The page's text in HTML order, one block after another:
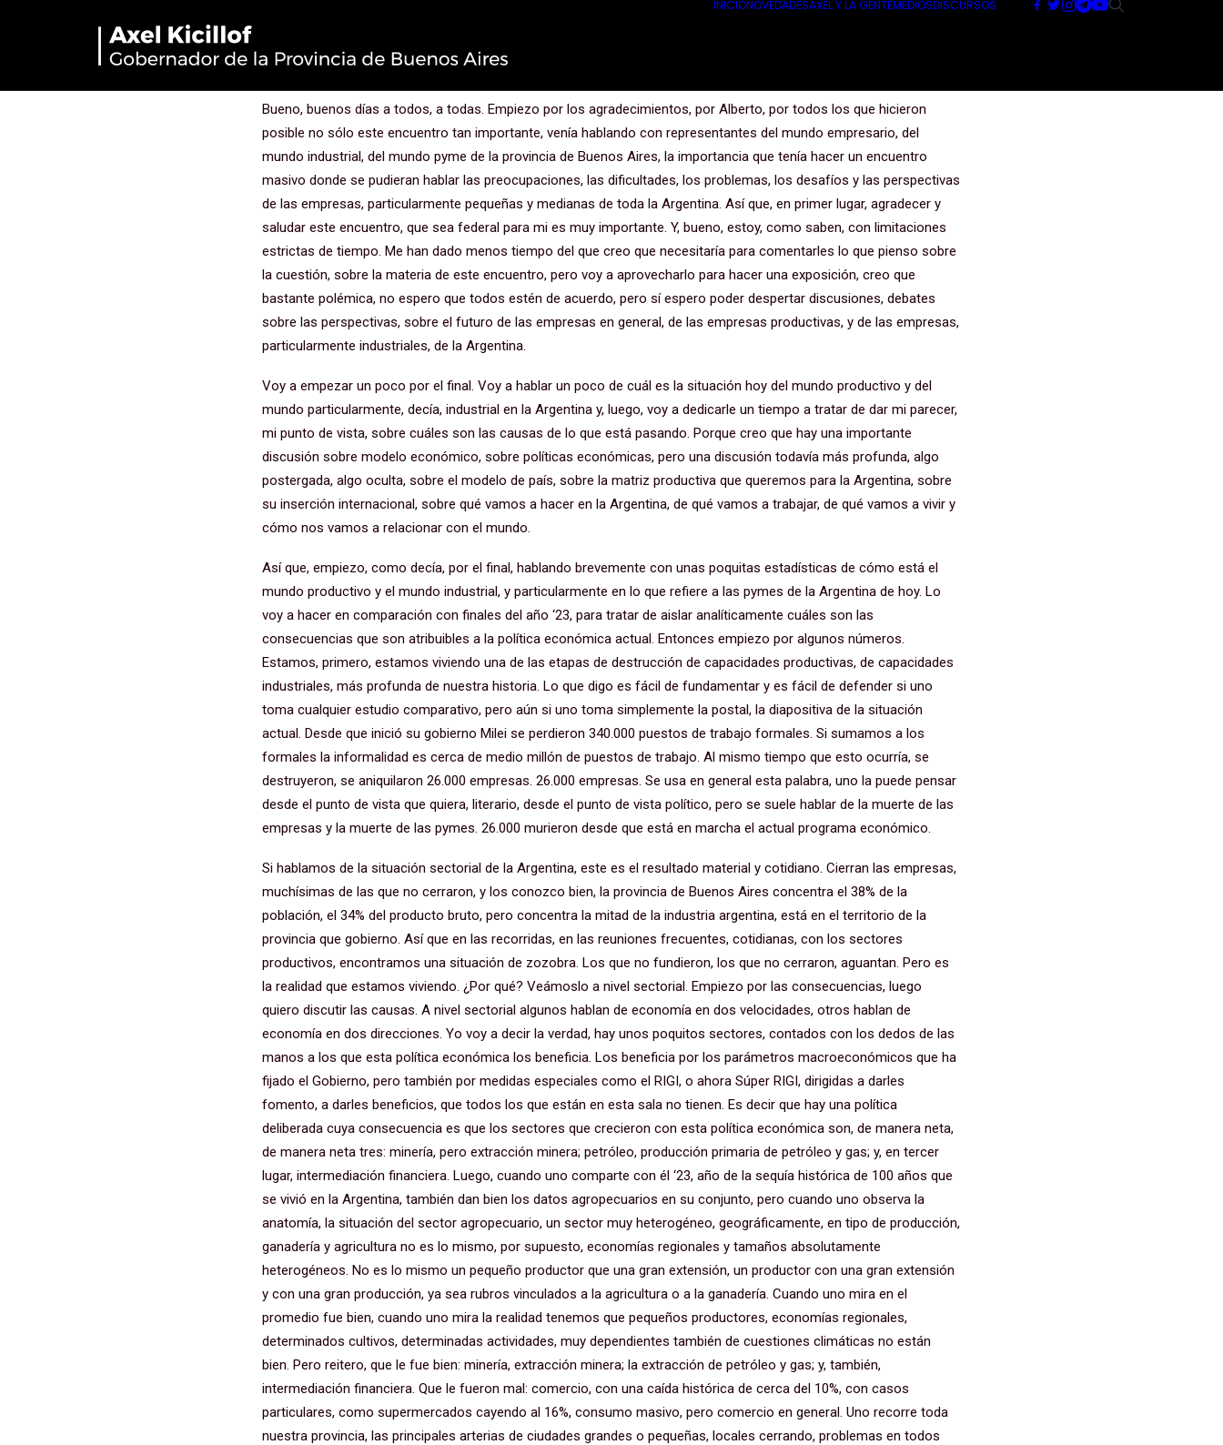
INICIONOVEDADESAXEL Y LA GENTEMEDIOSDISCURSOS
Día Internacional de las PYMES en la CAME
Bueno, buenos días a todos, a todas. Empiezo por los agradecimientos, por Alberto, por todos los que hicieron
posible no sólo este encuentro tan importante, venía hablando con representantes del mundo empresario, del
mundo industrial, del mundo pyme de la provincia de Buenos Aires, la importancia que tenía hacer un encuentro
masivo donde se pudieran hablar las preocupaciones, las dificultades, los problemas, los desafíos y las perspectivas
de las empresas, particularmente pequeñas y medianas de toda la Argentina. Así que, en primer lugar, agradecer y
saludar este encuentro, que sea federal para mi es muy importante. Y, bueno, estoy, como saben, con limitaciones
estrictas de tiempo. Me han dado menos tiempo del que creo que necesitaría para comentarles lo que pienso sobre
la cuestión, sobre la materia de este encuentro, pero voy a aprovecharlo para hacer una exposición, creo que
bastante polémica, no espero que todos estén de acuerdo, pero sí espero poder despertar discusiones, debates
sobre las perspectivas, sobre el futuro de las empresas en general, de las empresas productivas, y de las empresas,
particularmente industriales, de la Argentina.
Voy a empezar un poco por el final. Voy a hablar un poco de cuál es la situación hoy del mundo productivo y del
mundo particularmente, decía, industrial en la Argentina y, luego, voy a dedicarle un tiempo a tratar de dar mi parecer,
mi punto de vista, sobre cuáles son las causas de lo que está pasando. Porque creo que hay una importante
discusión sobre modelo económico, sobre políticas económicas, pero una discusión todavía más profunda, algo
postergada, algo oculta, sobre el modelo de país, sobre la matriz productiva que queremos para la Argentina, sobre
su inserción internacional, sobre qué vamos a hacer en la Argentina, de qué vamos a trabajar, de qué vamos a vivir y
cómo nos vamos a relacionar con el mundo.
Así que, empiezo, como decía, por el final, hablando brevemente con unas poquitas estadísticas de cómo está el
mundo productivo y el mundo industrial, y particularmente en lo que refiere a las pymes de la Argentina de hoy. Lo
voy a hacer en comparación con finales del año ‘23, para tratar de aislar analíticamente cuáles son las
consecuencias que son atribuibles a la política económica actual. Entonces empiezo por algunos números.
Estamos, primero, estamos viviendo una de las etapas de destrucción de capacidades productivas, de capacidades
industriales, más profunda de nuestra historia. Lo que digo es fácil de fundamentar y es fácil de defender si uno
toma cualquier estudio comparativo, pero aún si uno toma simplemente la postal, la diapositiva de la situación
actual. Desde que inició su gobierno Milei se perdieron 340.000 puestos de trabajo formales. Si sumamos a los
formales la informalidad es cerca de medio millón de puestos de trabajo. Al mismo tiempo que esto ocurría, se
destruyeron, se aniquilaron 26.000 empresas. 26.000 empresas. Se usa en general esta palabra, uno la puede pensar
desde el punto de vista que quiera, literario, desde el punto de vista político, pero se suele hablar de la muerte de las
empresas y la muerte de las pymes. 26.000 murieron desde que está en marcha el actual programa económico.
Si hablamos de la situación sectorial de la Argentina, este es el resultado material y cotidiano. Cierran las empresas,
muchísimas de las que no cerraron, y los conozco bien, la provincia de Buenos Aires concentra el 38% de la
población, el 34% del producto bruto, pero concentra la mitad de la industria argentina, está en el territorio de la
provincia que gobierno. Así que en las recorridas, en las reuniones frecuentes, cotidianas, con los sectores
productivos, encontramos una situación de zozobra. Los que no fundieron, los que no cerraron, aguantan. Pero es
la realidad que estamos viviendo. ¿Por qué? Veámoslo a nivel sectorial. Empiezo por las consecuencias, luego
quiero discutir las causas. A nivel sectorial algunos hablan de economía en dos velocidades, otros hablan de
economía en dos direcciones. Yo voy a decir la verdad, hay unos poquitos sectores, contados con los dedos de las
manos a los que esta política económica los beneficia. Los beneficia por los parámetros macroeconómicos que ha
fijado el Gobierno, pero también por medidas especiales como el RIGI, o ahora Súper RIGI, dirigidas a darles
fomento, a darles beneficios, que todos los que están en esta sala no tienen. Es decir que hay una política
deliberada cuya consecuencia es que los sectores que crecieron con esta política económica son, de manera neta,
de manera neta tres: minería, pero extracción minera; petróleo, producción primaria de petróleo y gas; y, en tercer
lugar, intermediación financiera. Luego, cuando uno comparte con él ‘23, año de la sequía histórica de 100 años que
se vivió en la Argentina, también dan bien los datos agropecuarios en su conjunto, pero cuando uno observa la
anatomía, la situación del sector agropecuario, un sector muy heterogéneo, geográficamente, en tipo de producción,
ganadería y agricultura no es lo mismo, por supuesto, economías regionales y tamaños absolutamente
heterogéneos. No es lo mismo un pequeño productor que una gran extensión, un productor con una gran extensión
y con una gran producción, ya sea rubros vinculados a la agricultura o a la ganadería. Cuando uno mira en el
promedio fue bien, cuando uno mira la realidad tenemos que pequeños productores, economías regionales,
determinados cultivos, determinadas actividades, muy dependientes también de cuestiones climáticas no están
bien. Pero reitero, que le fue bien: minería, extracción minera; la extracción de petróleo y gas; y, también,
intermediación financiera. Que le fueron mal: comercio, con una caída histórica de cerca del 10%, con casos
particulares, como supermercados cayendo al 16%, consumo masivo, pero comercio en general. Uno recorre toda
nuestra provincia, las principales arterias de ciudades grandes o pequeñas, locales cerrando, problemas en todos